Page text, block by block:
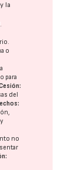
y la
o
para
del
no